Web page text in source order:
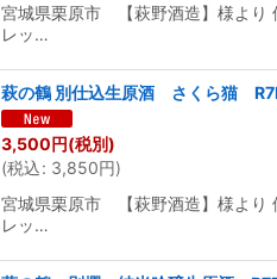
宮城県栗原市 【萩野酒造】様よ
レッ…
萩の鶴 別仕込生原酒 さくら猫
3,500円(税別)
(税込: 3,850円)
宮城県栗原市 【萩野酒造】様よ
レッ…